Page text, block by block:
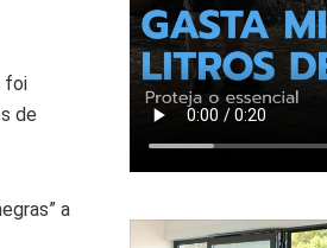
foi
de
a